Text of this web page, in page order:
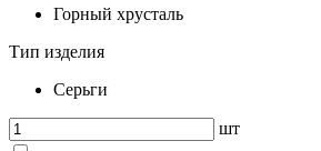
Горный хрусталь
Тип изделия
Серьги
шт